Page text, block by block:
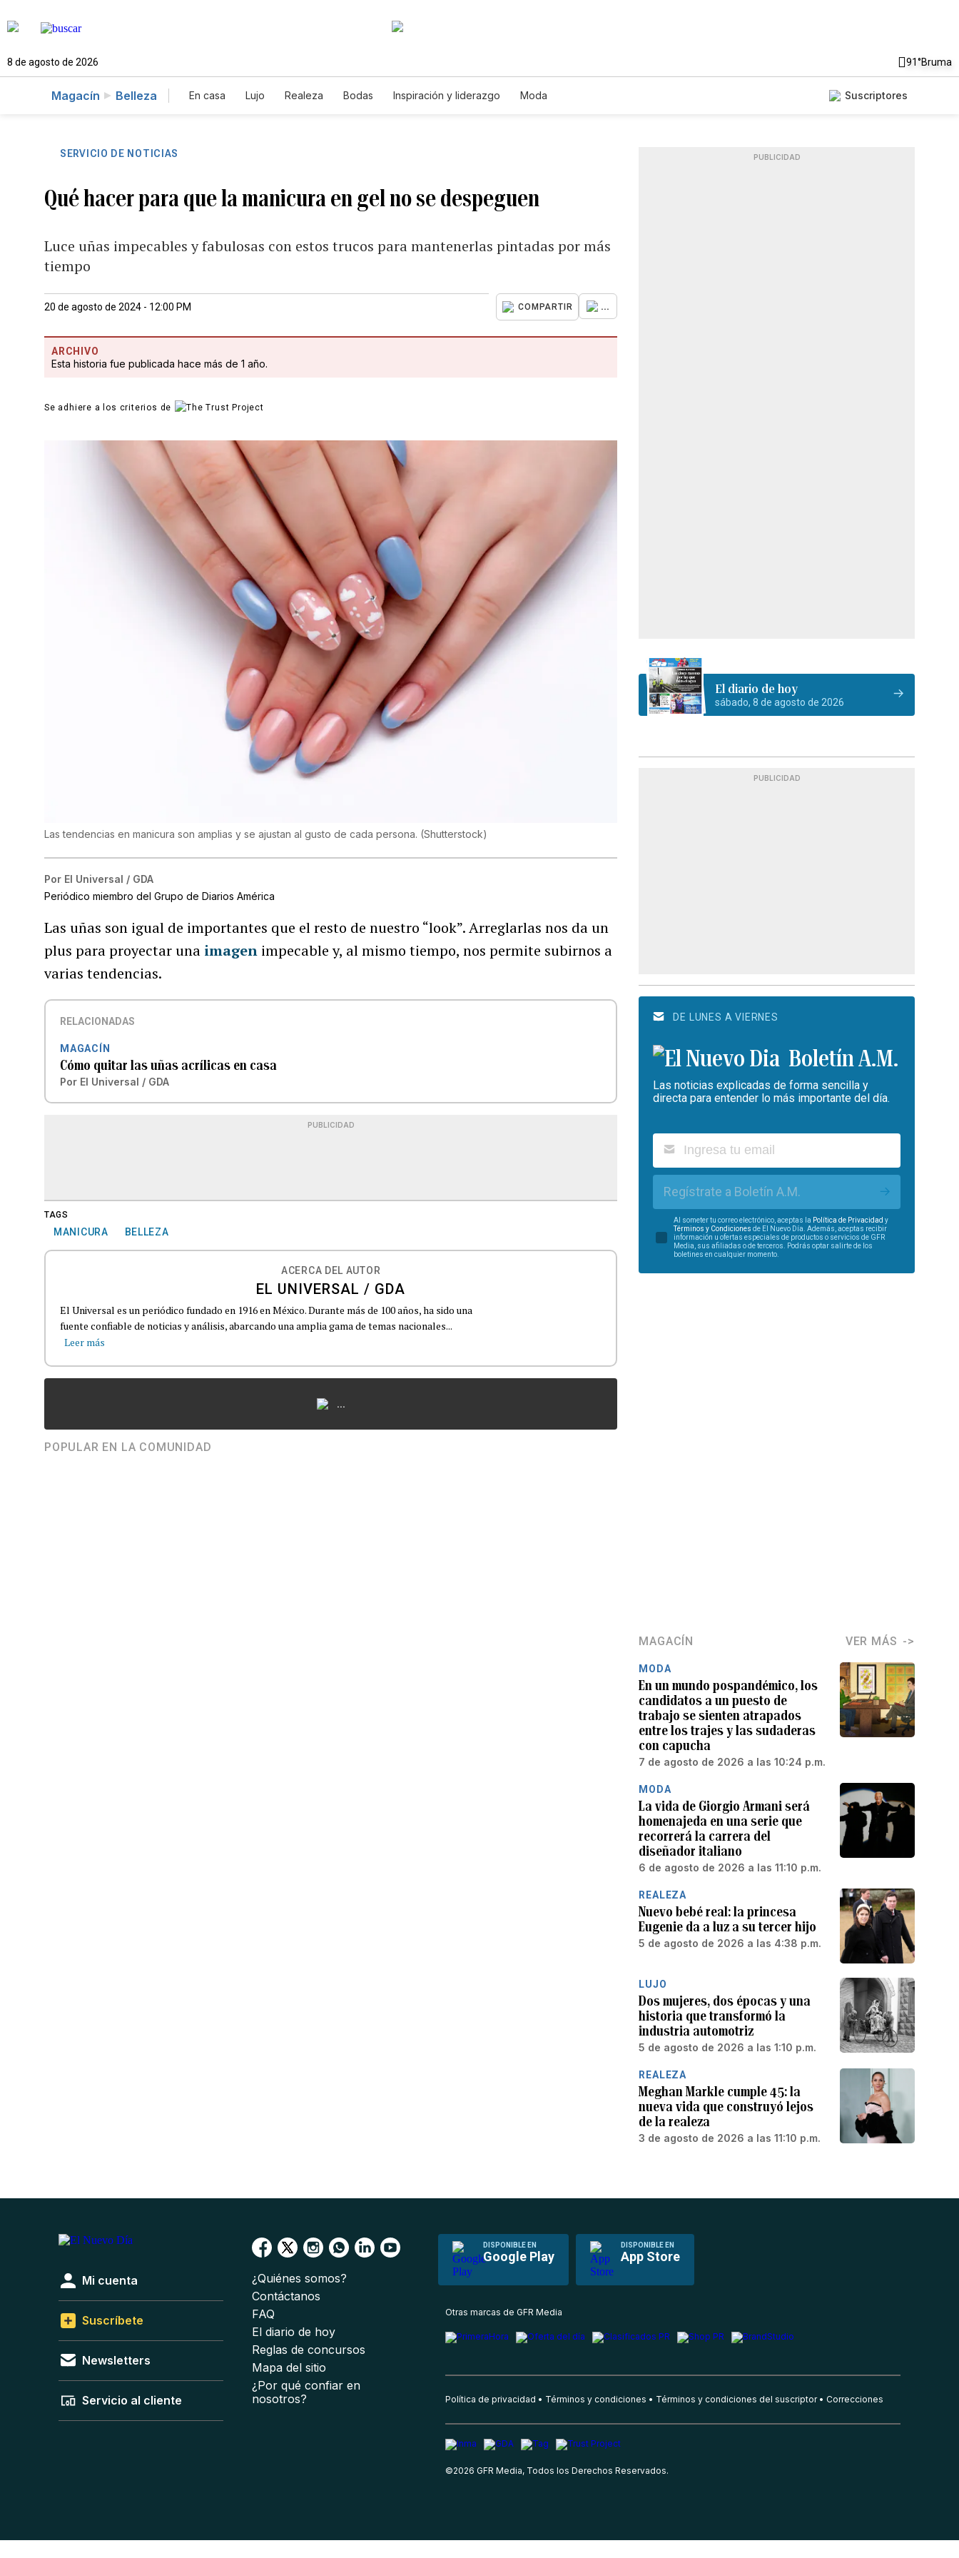
8 de agosto de 2026 91°Bruma
Magacín Belleza En casa Lujo Realeza Bodas Inspiración y liderazgo Moda Suscriptores
SERVICIO DE NOTICIAS
Qué hacer para que la manicura en gel no se despeguen
Luce uñas impecables y fabulosas con estos trucos para mantenerlas pintadas por más
tiempo
20 de agosto de 2024 - 12:00 PM COMPARTIR ...
ARCHIVO
Esta historia fue publicada hace más de 1 año.
Se adhiere a los criterios de
Las tendencias en manicura son amplias y se ajustan al gusto de cada persona. (Shutterstock)
Por El Universal / GDA
Periódico miembro del Grupo de Diarios América
Las uñas son igual de importantes que el resto de nuestro “look”. Arreglarlas nos da un
plus para proyectar una imagen impecable y, al mismo tiempo, nos permite subirnos a
varias tendencias.
RELACIONADAS
MAGACÍN
Cómo quitar las uñas acrílicas en casa
Por El Universal / GDA
PUBLICIDAD
TAGS
MANICURA BELLEZA
ACERCA DEL AUTOR
EL UNIVERSAL / GDA
El Universal es un periódico fundado en 1916 en México. Durante más de 100 años, ha sido una
fuente confiable de noticias y análisis, abarcando una amplia gama de temas nacionales...
Leer más
...
POPULAR EN LA COMUNIDAD
PUBLICIDAD
El diario de hoy
sábado, 8 de agosto de 2026
PUBLICIDAD
DE LUNES A VIERNES
Boletín A.M.
Las noticias explicadas de forma sencilla y
directa para entender lo más importante del día.
Regístrate a Boletín A.M.
Al someter tu correo electrónico, aceptas la Política de Privacidad y
Términos y Condiciones de El Nuevo Día. Además, aceptas recibir
información u ofertas especiales de productos o servicios de GFR
Media, sus afiliadas o de terceros. Podrás optar salirte de los
boletines en cualquier momento.
MAGACÍN VER MÁS
MODA
En un mundo pospandémico, los
candidatos a un puesto de
trabajo se sienten atrapados
entre los trajes y las sudaderas
con capucha
7 de agosto de 2026 a las 10:24 p.m.
MODA
La vida de Giorgio Armani será
homenajeda en una serie que
recorrerá la carrera del
diseñador italiano
6 de agosto de 2026 a las 11:10 p.m.
REALEZA
Nuevo bebé real: la princesa
Eugenie da a luz a su tercer hijo
5 de agosto de 2026 a las 4:38 p.m.
LUJO
Dos mujeres, dos épocas y una
historia que transformó la
industria automotriz
5 de agosto de 2026 a las 1:10 p.m.
REALEZA
Meghan Markle cumple 45: la
nueva vida que construyó lejos
de la realeza
3 de agosto de 2026 a las 11:10 p.m.
DISPONIBLE EN
Google Play
DISPONIBLE EN
App Store
Mi cuenta
Suscríbete
Newsletters
Servicio al cliente
¿Quiénes somos?
Contáctanos
FAQ
El diario de hoy
Reglas de concursos
Mapa del sitio
¿Por qué confiar en
nosotros?
Otras marcas de GFR Media
Política de privacidad Términos y condiciones Términos y condiciones del suscriptor Correcciones
©2026 GFR Media, Todos los Derechos Reservados.